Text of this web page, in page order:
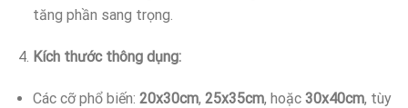
tăng phần sang trọng.
Kích thước thông dụng:
Các cỡ phổ biến: 20x30cm, 25x35cm, hoặc 30x40cm, tùy